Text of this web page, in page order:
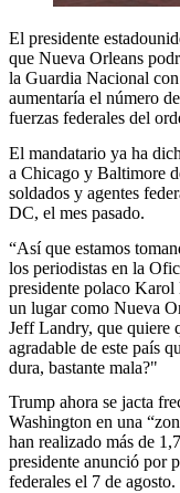
El presidente
que Nueva Orleans
la Guardia Nacional
aumentaría el número
fuerzas federales del
El mandatario ya ha
a Chicago y Baltimore
soldados y agentes
DC, el mes pasado.
“Así que estamos
los periodistas en la
presidente polaco
un lugar como Nueva
Jeff Landry, que quiere
agradable de este país
dura, bastante mala?"
Trump ahora se jacta
Washington en una
han realizado más de
presidente anunció por
federales el 7 de agosto.